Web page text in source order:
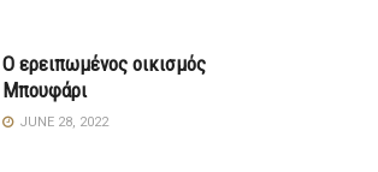
Ο ερειπωμένος οικισμός
Μπουφάρι
JUNE 28, 2022